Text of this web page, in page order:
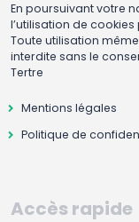
En poursuivant votre
l’utilisation de
Toute utilisation
interdite sans le
Tertre
Mentions légales
Politique de
Accès rapide